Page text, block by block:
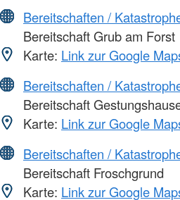
Bereitschaften /
Bereitschaft Grub am Forst
Karte: Link zur Google
Bereitschaften /
Bereitschaft
Karte: Link zur Google
Bereitschaften /
Bereitschaft Froschgrund
Karte: Link zur Google